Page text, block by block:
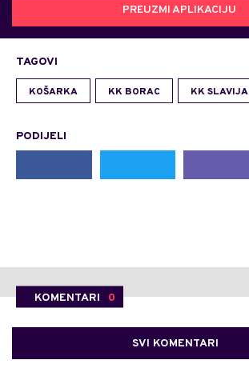
PREUZMI APLIKACIJU
TAGOVI
KOŠARKA KK BORAC KK SLAVIJA
PODIJELI
KOMENTARI 0
SVI KOMENTARI